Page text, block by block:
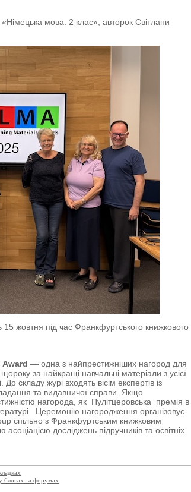
мова. 2 клас», авторок Світлани
жовтня під час Франкфуртського книжкового
— одна з найпрестижніших нагород для
за найкращі навчальні матеріали з усієї
складу журі входять вісім експертів із
та видавничої справи. Якщо
нагорода, як Пулітцеровська премія в
Церемонію нагородження організовує
спільно з Франкфуртським книжковим
досліджень підручників та освітніх
блогах та форумах